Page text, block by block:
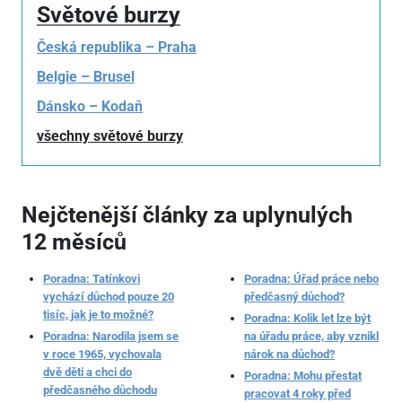
Světové burzy
Česká republika – Praha
Belgie – Brusel
Dánsko – Kodaň
všechny světové burzy
Nejčtenější články za uplynulých
12 měsíců
Poradna: Tatínkovi
vychází důchod pouze 20
tisíc, jak je to možné?
Poradna: Narodila jsem se
v roce 1965, vychovala
dvě děti a chci do
předčasného důchodu
Poradna: Úřad práce nebo
předčasný důchod?
Poradna: Kolik let lze být
na úřadu práce, aby vznikl
nárok na důchod?
Poradna: Mohu přestat
pracovat 4 roky před